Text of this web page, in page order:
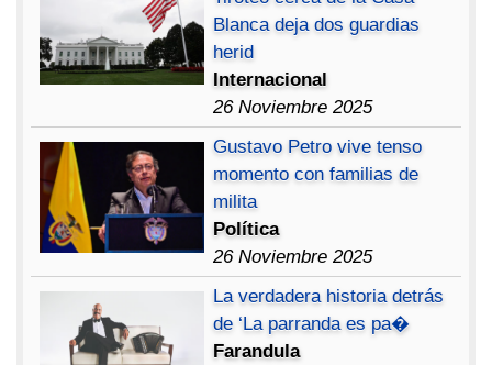
Blanca deja dos guardias
herid
Internacional
26 Noviembre 2025
Gustavo Petro vive tenso
momento con familias de
milita
Política
26 Noviembre 2025
La verdadera historia detrás
de ‘La parranda es pa�
Farandula